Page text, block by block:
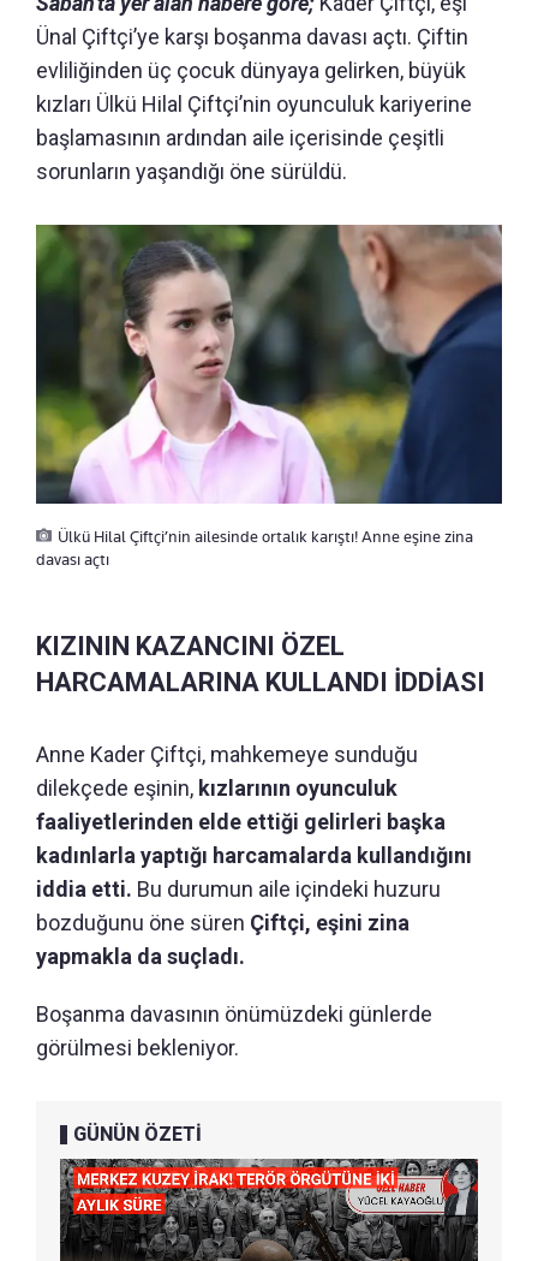
Ünal Çiftçi’ye karşı boşanma davası açtı. Çiftin
evliliğinden üç çocuk dünyaya gelirken, büyük
kızları Ülkü Hilal Çiftçi’nin oyunculuk kariyerine
başlamasının ardından aile içerisinde çeşitli
sorunların yaşandığı öne sürüldü.
Ülkü Hilal Çiftçi’nin ailesinde ortalık karıştı! Anne eşine zina
davası açtı
KIZININ KAZANCINI ÖZEL
HARCAMALARINA KULLANDI İDDİASI
Anne Kader Çiftçi, mahkemeye sunduğu
dilekçede eşinin, kızlarının oyunculuk
faaliyetlerinden elde ettiği gelirleri başka
kadınlarla yaptığı harcamalarda kullandığını
iddia etti. Bu durumun aile içindeki huzuru
bozduğunu öne süren Çiftçi, eşini zina
yapmakla da suçladı.
Boşanma davasının önümüzdeki günlerde
görülmesi bekleniyor.
GÜNÜN ÖZETİ